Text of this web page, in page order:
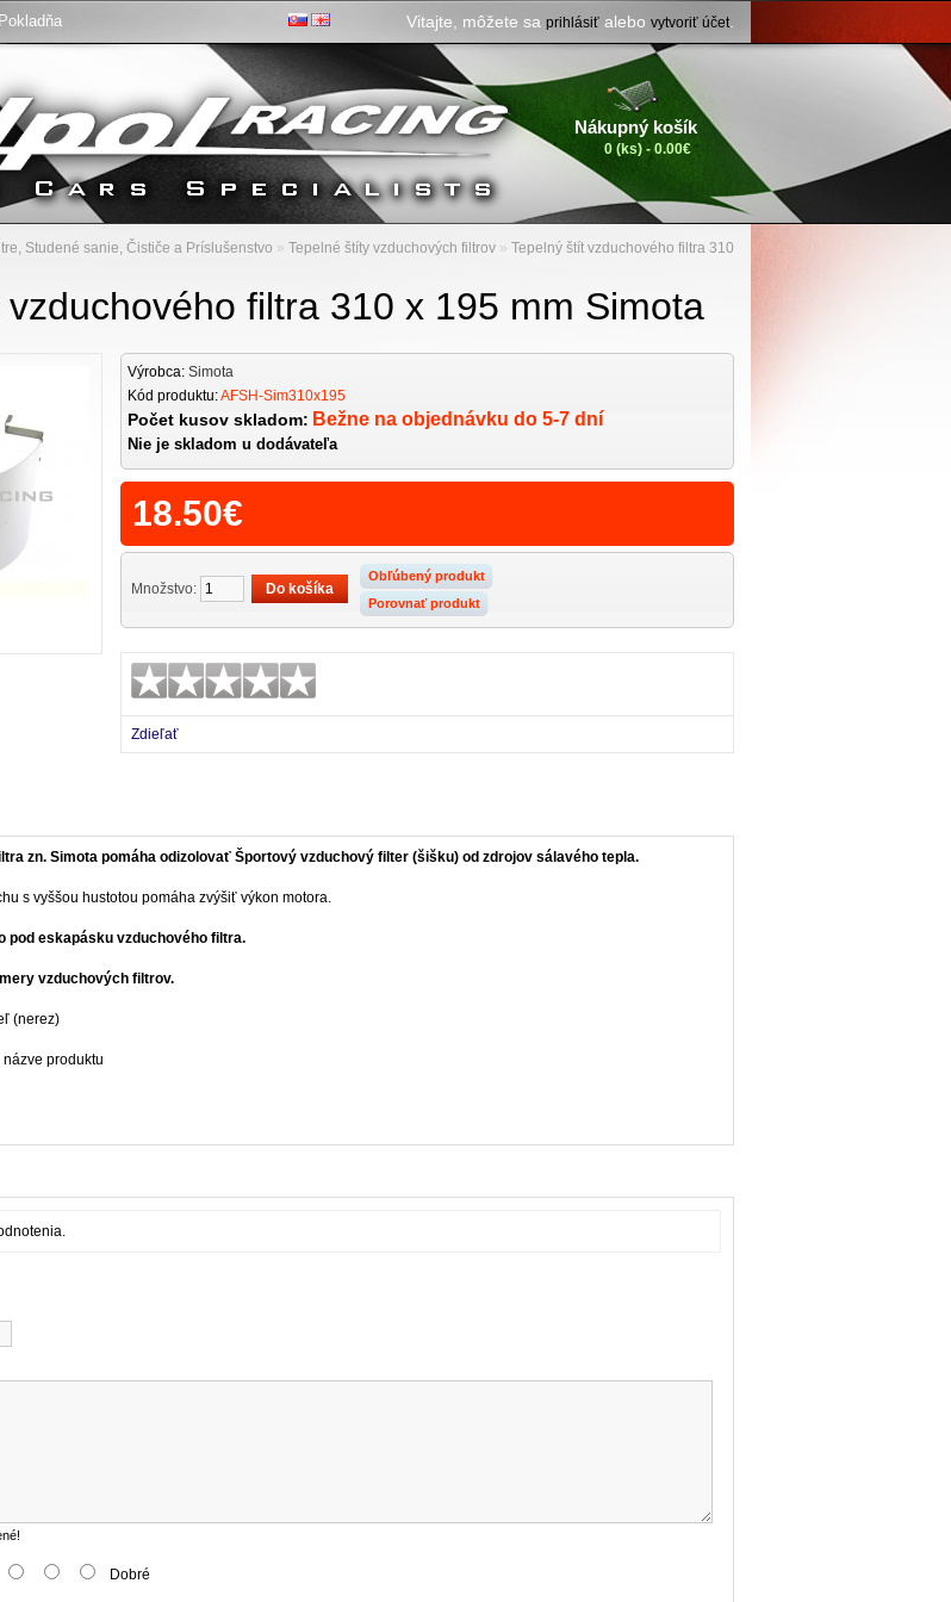
Pokladňa Vitajte, môžete sa prihlásiť alebo vytvoriť účet
Nákupný košík
0 (ks) - 0.00€
Studené sanie, Čističe a Príslušenstvo » Tepelné štíty vzduchových filtrov » Tepelný štít vzduchového filtra 310
filtra 310 x 195 mm Simota
Výrobca: Simota
Kód produktu:AFSH-Sim310x195
Počet kusov skladom: Bežne na objednávku do 5-7 dní
Nie je skladom u dodávateľa
18.50€
Množstvo:
Obľúbený produkt
Porovnať produkt
Zdieľať
zn. Simota pomáha odizolovať Športový vzduchový filter (šišku) od zdrojov sálavého tepla.
s vyššou hustotou pomáha zvýšiť výkon motora.
pod eskapásku vzduchového filtra.
vzduchových filtrov.
(nerez)
názve produktu
Dobré